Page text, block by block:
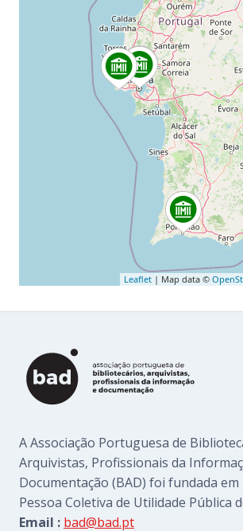
Leaflet | Map data ©
A Associação Portuguesa de
Arquivistas, Profissionais da
Documentação (BAD) foi fundada em
Pessoa Coletiva de Utilidade Pública
Email : bad@bad.pt